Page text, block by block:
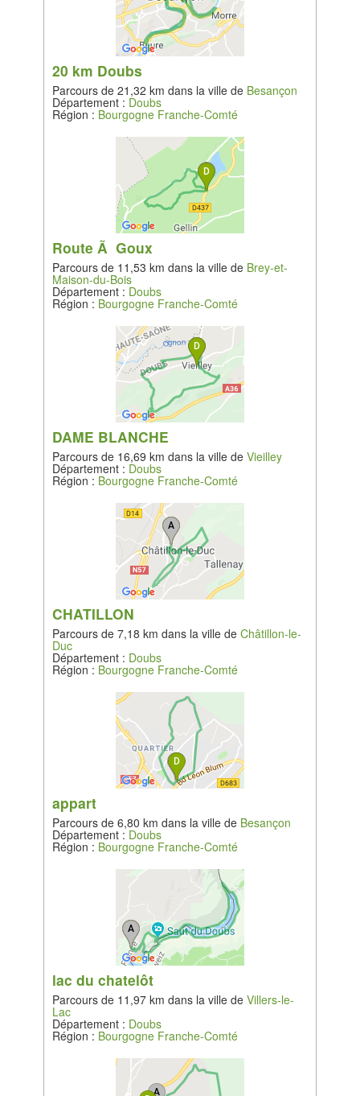
20 km Doubs
Parcours de 21,32 km dans la ville de Besançon
Département : Doubs
Région : Bourgogne Franche-Comté
Route Ã Goux
Parcours de 11,53 km dans la ville de Brey-et-
Maison-du-Bois
Département : Doubs
Région : Bourgogne Franche-Comté
DAME BLANCHE
Parcours de 16,69 km dans la ville deVieilley
Département : Doubs
Région : Bourgogne Franche-Comté
CHATILLON
Parcours de 7,18 km dans la ville deChâtillon-le-
Duc
Département : Doubs
Région : Bourgogne Franche-Comté
appart
Parcours de 6,80 km dans la ville de Besançon
Département : Doubs
Région : Bourgogne Franche-Comté
lac du chatelôt
Parcours de 11,97 km dans la ville deVillers-le-
Lac
Département : Doubs
Région : Bourgogne Franche-Comté